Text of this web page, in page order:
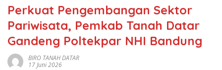
Perkuat Pengembangan Sektor
Pariwisata, Pemkab Tanah Datar
Gandeng Poltekpar NHI Bandung
BIRO TANAH DATAR
17 Juni 2026